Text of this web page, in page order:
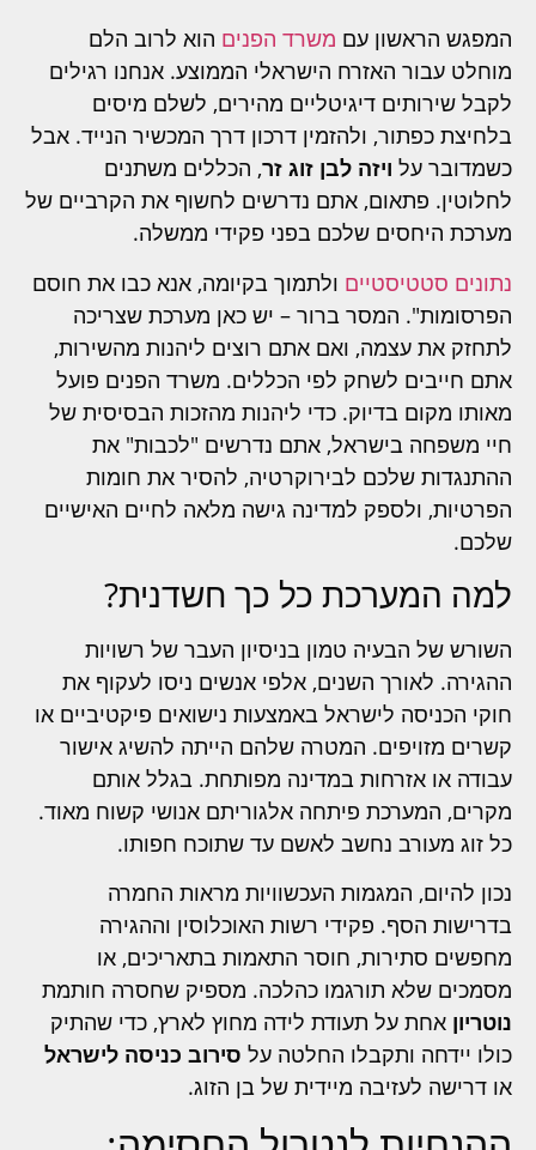
המפגש הראשון עם משרד הפנים הוא לרוב הלם
מוחלט עבור האזרח הישראלי הממוצע. אנחנו רגילים
לקבל שירותים דיגיטליים מהירים, לשלם מיסים
בלחיצת כפתור, ולהזמין דרכון דרך המכשיר הנייד. אבל
כשמדובר על ויזה לבן זוג זר, הכללים משתנים
לחלוטין. פתאום, אתם נדרשים לחשוף את הקרביים של
מערכת היחסים שלכם בפני פקידי ממשלה.
נתונים סטטיסטיים ולתמוך בקיומה, אנא כבו את חוסם
הפרסומות". המסר ברור – יש כאן מערכת שצריכה
לתחזק את עצמה, ואם אתם רוצים ליהנות מהשירות,
אתם חייבים לשחק לפי הכללים. משרד הפנים פועל
מאותו מקום בדיוק. כדי ליהנות מהזכות הבסיסית של
חיי משפחה בישראל, אתם נדרשים "לכבות" את
ההתנגדות שלכם לבירוקרטיה, להסיר את חומות
הפרטיות, ולספק למדינה גישה מלאה לחיים האישיים
שלכם.
למה המערכת כל כך חשדנית?
השורש של הבעיה טמון בניסיון העבר של רשויות
ההגירה. לאורך השנים, אלפי אנשים ניסו לעקוף את
חוקי הכניסה לישראל באמצעות נישואים פיקטיביים או
קשרים מזויפים. המטרה שלהם הייתה להשיג אישור
עבודה או אזרחות במדינה מפותחת. בגלל אותם
מקרים, המערכת פיתחה אלגוריתם אנושי קשוח מאוד.
כל זוג מעורב נחשב לאשם עד שתוכח חפותו.
נכון להיום, המגמות העכשוויות מראות החמרה
בדרישות הסף. פקידי רשות האוכלוסין וההגירה
מחפשים סתירות, חוסר התאמות בתאריכים, או
מסמכים שלא תורגמו כהלכה. מספיק שחסרה חותמת
נוטריון אחת על תעודת לידה מחוץ לארץ, כדי שהתיק
כולו יידחה ותקבלו החלטה על סירוב כניסה לישראל
או דרישה לעזיבה מיידית של בן הזוג.